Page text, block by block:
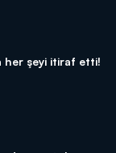
her şeyi itiraf etti!